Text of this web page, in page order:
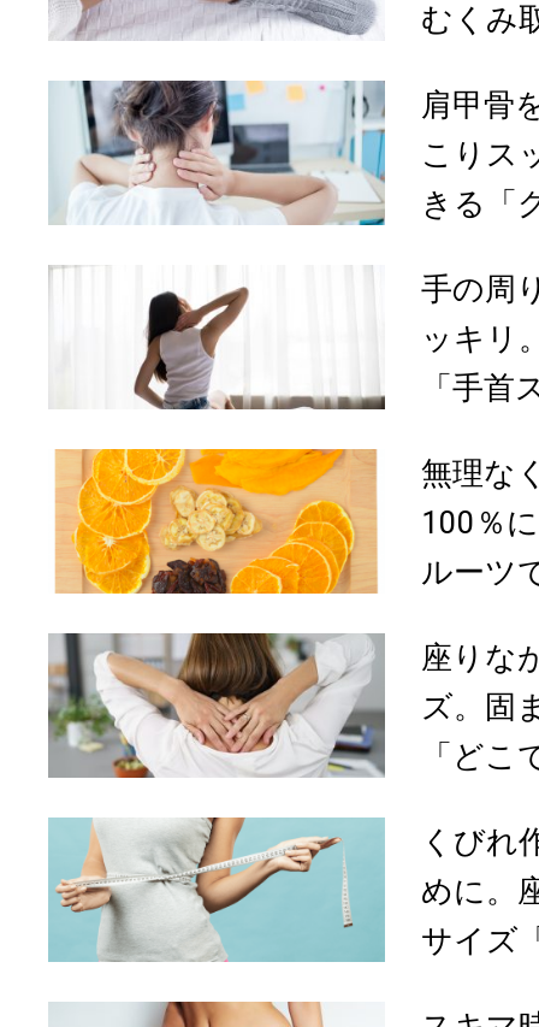
むくみ
肩甲骨
こりス
きる「
手の周
ッキリ
「手首
無理な
100％
ルーツ
座りな
ズ。固
「どこ
くびれ
めに。
サイズ